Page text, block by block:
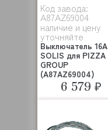
Код завода:
A87AZ69004
наличие и цену
уточняйте
Выключатель 16А
SOLIS для PIZZA
GROUP
(A87AZ69004)
6 579 ₽